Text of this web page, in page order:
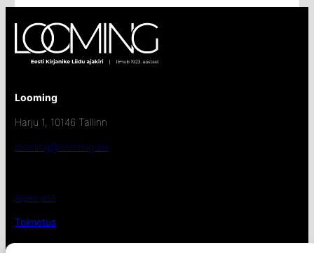
Looming
Harju 1, 10146 Tallinn
looming@looming.ee
Ajakirjast
Toimetus
Auhinnad